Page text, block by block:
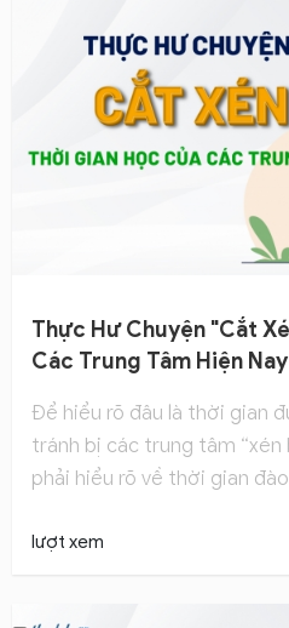
Thực Hư Chuyện "cắt
Các Trung Tâm Hiện Nay
Để hiểu rõ đâu là thời gian
tránh bị các trung tâm
phải hiểu rõ về thời gian
viết dưới đây cùng với
lượt xem